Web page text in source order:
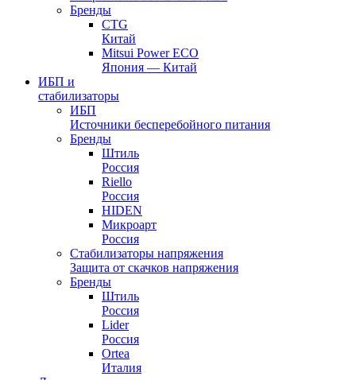
Бренды
CTG
Китай
Mitsui Power ECO
Япония — Китай
ИБП и
стабилизаторы
ИБП
Источники бесперебойного питания
Бренды
Штиль
Россия
Riello
Россия
HIDEN
Микроарт
Россия
Стабилизаторы напряжения
Защита от скачков напряжения
Бренды
Штиль
Россия
Lider
Россия
Ortea
Италия